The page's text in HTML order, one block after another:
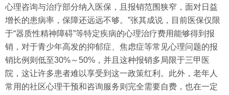
心理咨询与治疗部分纳入医保，且报销范围狭窄，面对日益
增长的患病率，保障还远远不够。”张其成说，目前医保仅限
于“器质性精神障碍”等特定疾病的心理治疗费用能够得到报
销，对于青少年高发的抑郁症、焦虑症等常见心理问题的报
销比例则低至30%～50%，并且这种报销多局限于三甲医
院，这让许多患者难以享受到这一政策红利。此外，老年人
常用的社区心理干预和咨询服务则完全需要自费，也在一定